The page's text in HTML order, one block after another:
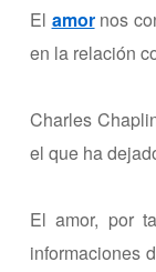
El amornos
en la relación
Charles
el que ha
El amor, por
informaciones